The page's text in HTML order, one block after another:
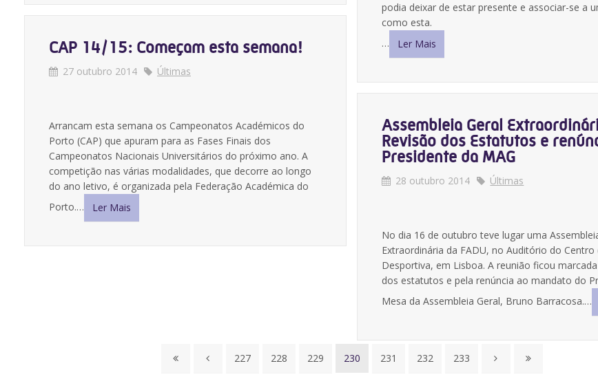
CAP 14/15: Começam esta semana!
27 outubro 2014 Últimas
Arrancam esta semana os Campeonatos Académicos do
Porto (CAP) que apuram para as Fases Finais dos
Campeonatos Nacionais Universitários do próximo ano. A
competição nas várias modalidades, que decorre ao longo
do ano letivo, é organizada pela Federação Académica do
Porto.…
Ler Mais
podia deixar de estar presente e associar-se a
como esta.
…
Ler Mais
Assembleia Geral
Revisão dos Estatutos e
Presidente da MAG
28 outubro 2014 Últimas
No dia 16 de outubro teve lugar uma
Extraordinária da FADU, no Auditório do Centro
Desportiva, em Lisboa. A reunião ficou
dos estatutos e pela renúncia ao mandato do
Mesa da Assembleia Geral, Bruno Barracosa.…
227 228 229 230 231 232 233